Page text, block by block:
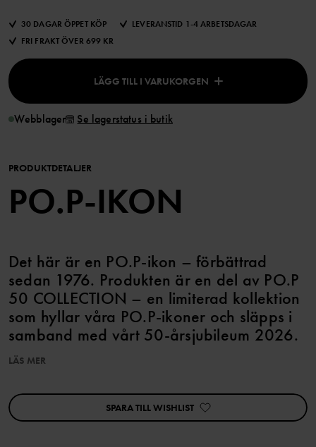
30 DAGAR ÖPPET KÖP
LEVERANSTID 1-4 ARBETSDAGAR
FRI FRAKT ÖVER 699 KR
LÄGG TILL I VARUKORGEN
Webblager Se lagerstatus i butik
PRODUKTDETALJER
PO.P-IKON
Det här är en PO.P-ikon – förbättrad
sedan 1976. Produkten är en del av PO.P
50 COLLECTION – en limiterad kollektion
som hyllar våra PO.P-ikoner och släpps i
samband med vårt 50-årsjubileum 2026.
håller dem på plats. Färgerna matchar snyggt med hela
kollektionen.
LÄS MER
SPARA TILL WISHLIST